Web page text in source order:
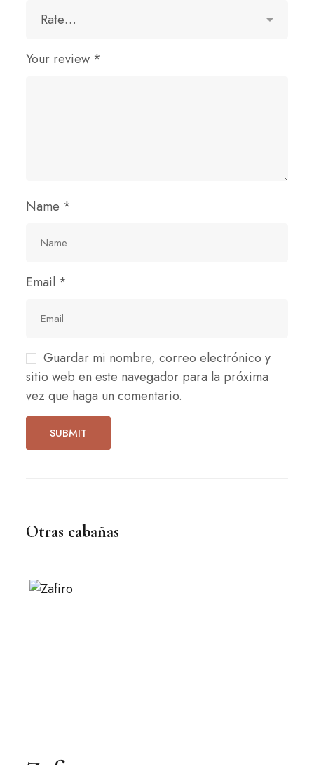
Your review *
Name *
Email *
Guardar mi nombre, correo electrónico y
sitio web en este navegador para la próxima
vez que haga un comentario.
Otras cabañas